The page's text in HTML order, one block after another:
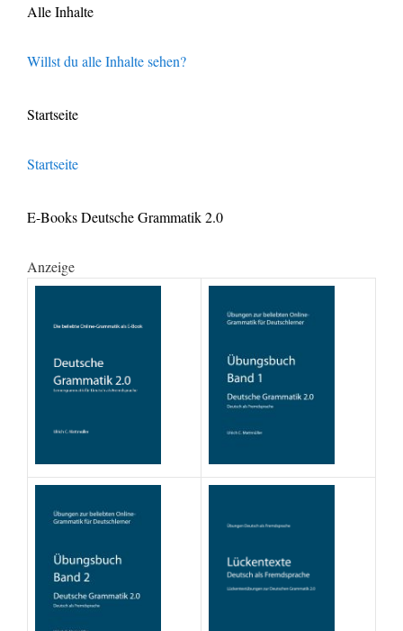
Alle Inhalte
Willst du alle Inhalte sehen?
Startseite
Startseite
E-Books Deutsche Grammatik 2.0
Anzeige